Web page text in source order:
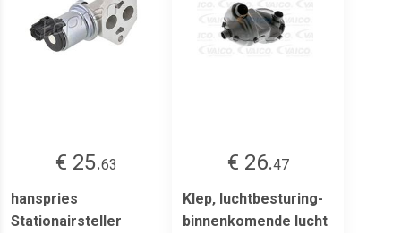
€ 25.63
hanspries
Stationairsteller
€ 26.47
Klep, luchtbesturing-
binnenkomende lucht